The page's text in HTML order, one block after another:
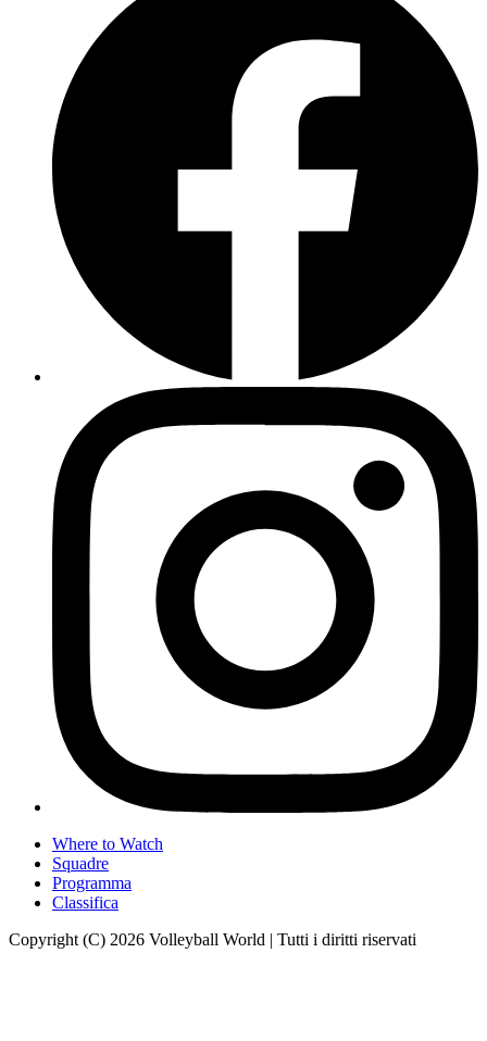
Where to Watch
Squadre
Programma
Classifica
Copyright (C) 2026 Volleyball World | Tutti i diritti riservati